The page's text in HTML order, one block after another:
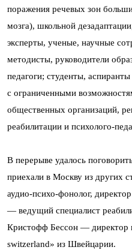
поражения речевых зон
мозга), школьной
эксперты, ученые, научные
методисты, руководители
педагоги; студенты,
с ограниченными
общественных организаций,
реабилитации и психолого-
В перерыве удалось
приехали в Москву из
аудио-психо-фонолог,
— ведущий специалист
Кристофф Бессон — директор
switzerland» из Швейцарии.